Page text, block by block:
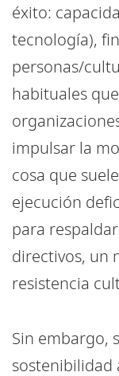
éxito:
tecnología),
personas/
habituales
impulsar la
cosa que
ejecución
para
directivos, un
resistencia
Sin embargo,
sostenibilidad